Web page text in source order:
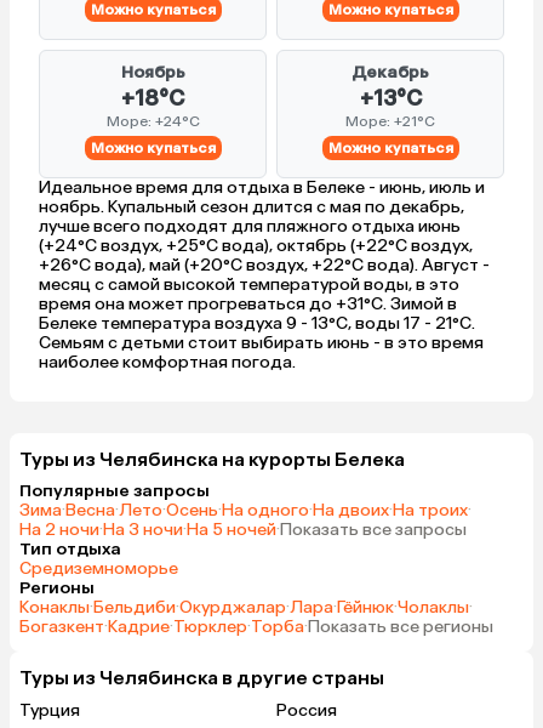
Можно купаться
Можно купаться
Ноябрь
+18°C
Море: +24°C
Можно купаться
Декабрь
+13°C
Море: +21°C
Можно купаться
Идеальное время для отдыха в Белеке - июнь, июль и
ноябрь. Купальный сезон длится с мая по декабрь,
лучше всего подходят для пляжного отдыха июнь
(+24°C воздух, +25°C вода), октябрь (+22°C воздух,
+26°C вода), май (+20°C воздух, +22°C вода). Август -
месяц с самой высокой температурой воды, в это
время она может прогреваться до +31°C. Зимой в
Белеке температура воздуха 9 - 13°C, воды 17 - 21°C.
Семьям с детьми стоит выбирать июнь - в это время
наиболее комфортная погода.
Туры из Челябинска на курорты Белека
Популярные запросы
Зима·Весна·Лето·Осень·На одного·На двоих·На троих·
На 2 ночи·На 3 ночи·На 5 ночей·Показать все запросы
Тип отдыха
Средиземноморье
Регионы
Конаклы·Бельдиби·Окурджалар·Лара·Гёйнюк·Чолаклы·
Богазкент·Кадрие·Тюрклер·Торба·Показать все регионы
Туры из Челябинска в другие страны
Турция
Россия